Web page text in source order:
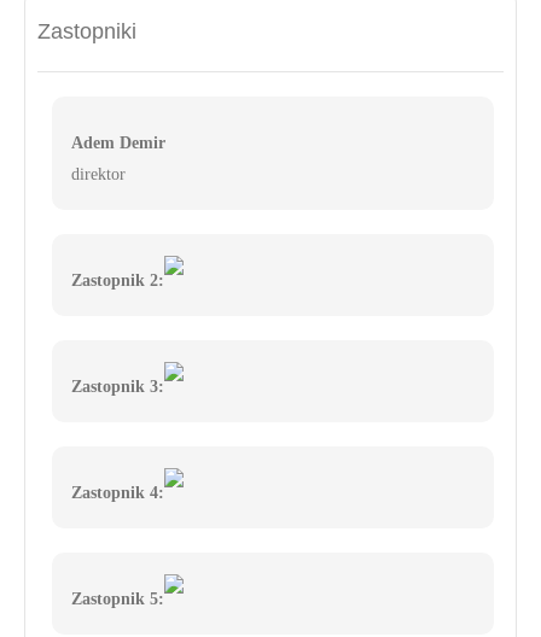
Zastopniki
Adem Demir
direktor
Zastopnik 2:
Zastopnik 3:
Zastopnik 4:
Zastopnik 5: